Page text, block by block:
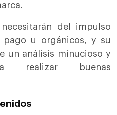
del impulso
u orgánicos, y su
un análisis minucioso y
realizar buenas